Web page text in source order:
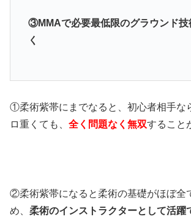
③MMAで必要最低限のグラウンド技
く
①柔術紫帯にまでなると、初心者相手な
ロ重くても、 全く問題なく無双すること
②柔術紫帯になると柔術の基礎がほぼ全
め、 柔術のインストラクターとして活躍